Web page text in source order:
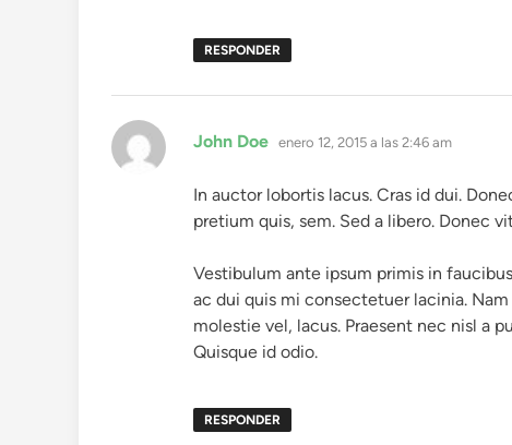
RESPONDER
John Doe dice:
enero 12, 2015 a las 2:46 am
In auctor lobortis lacus. Cras id dui.
pretium quis, sem. Sed a libero. Donec
Vestibulum ante ipsum primis in
ac dui quis mi consectetuer lacinia.
molestie vel, lacus. Praesent nec nisl a
Quisque id odio.
RESPONDER